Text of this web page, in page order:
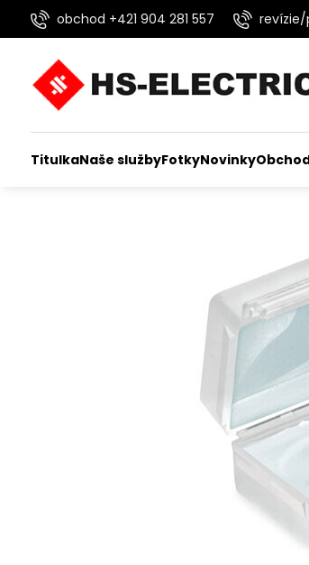
obchod +421 904 281 557 revízie/
TitulkaNaše službyFotkyNovinky